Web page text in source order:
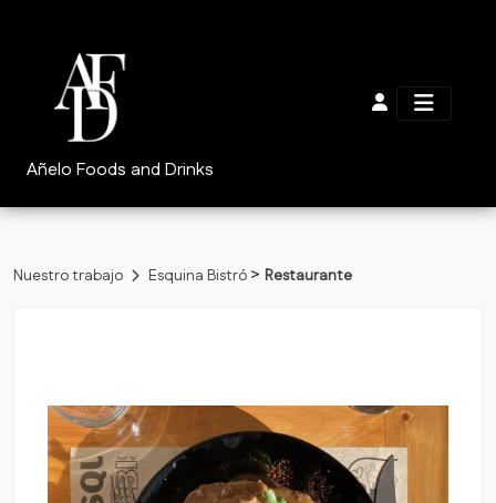
Añelo Foods and Drinks
Nuestro trabajo Esquina Bistró > Restaurante